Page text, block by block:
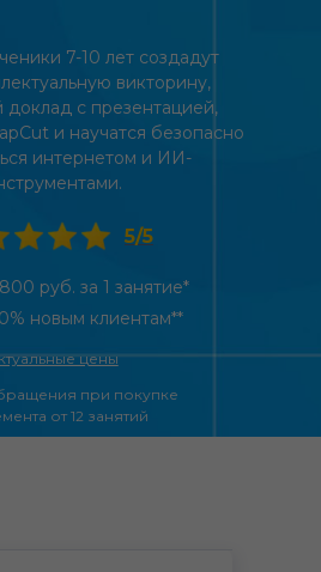
5/5
7-10 лет создадут
викторину,
доклад с презентацией,
и научатся безопасно
интернетом и ИИ-
руб. за 1 занятие*
новым клиентам**
цены
при покупке
от 12 занятий